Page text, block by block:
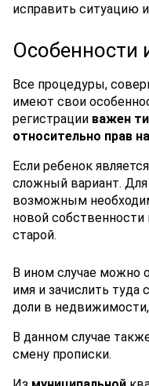
исправить ситуацию
Особенности
Все процедуры,
имеют свои
регистрации важен
относительно прав
Если ребенок является
сложный вариант.
возможным
новой
старой.
В ином случае можно
имя и зачислить
доли в
В данном случае
смену прописки.